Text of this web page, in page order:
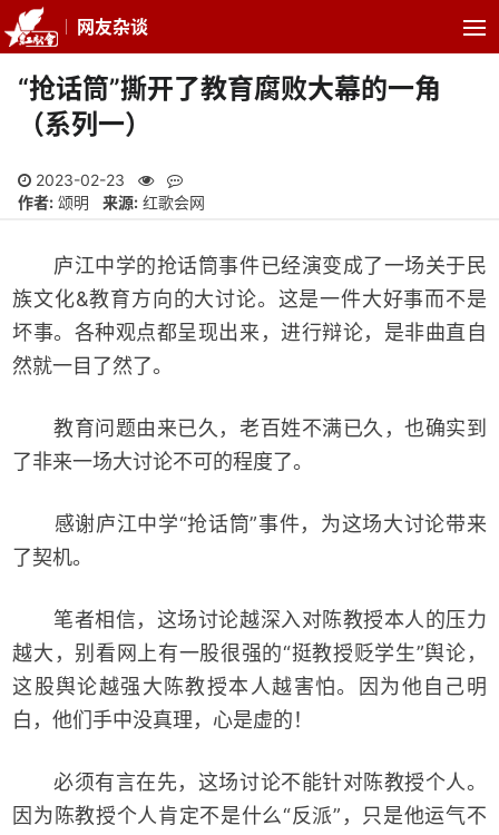
网友杂谈
“抢话筒”撕开了教育腐败大幕的一角
（系列一）
2023-02-23
作者: 颂明 来源: 红歌会网
庐江中学的抢话筒事件已经演变成了一场关于民
族文化&教育方向的大讨论。这是一件大好事而不是
坏事。各种观点都呈现出来，进行辩论，是非曲直自
然就一目了然了。
教育问题由来已久，老百姓不满已久，也确实到
了非来一场大讨论不可的程度了。
感谢庐江中学“抢话筒”事件，为这场大讨论带来
了契机。
笔者相信，这场讨论越深入对陈教授本人的压力
越大，别看网上有一股很强的“挺教授贬学生”舆论，
这股舆论越强大陈教授本人越害怕。因为他自己明
白，他们手中没真理，心是虚的！
必须有言在先，这场讨论不能针对陈教授个人。
因为陈教授个人肯定不是什么“反派”，只是他运气不